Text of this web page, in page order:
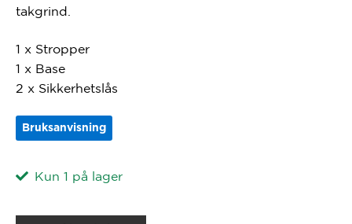
takgrind.
1 x Stropper
1 x Base
2 x Sikkerhetslås
Bruksanvisning
Kun 1 på lager